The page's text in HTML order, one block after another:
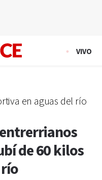
VIVO
en aguas del río
de 60 kilos